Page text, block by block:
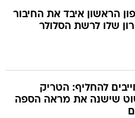
הראשון איבד את החיבור
שלו לרשת הסלולר
להחליף: הטריק
שישנה את מראה הספה